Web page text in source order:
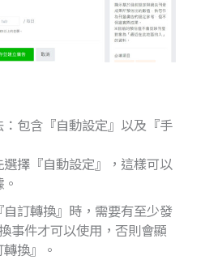
包含『自動設定』以及『手
擇『自動設定』，這樣可以
訂轉換』時，需要有至少發
事件才可以使用，否則會顯
換』。